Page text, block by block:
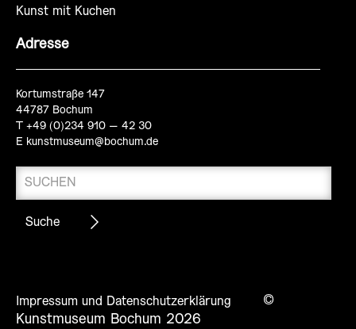
Kunst mit Kuchen
Adresse
Kortumstraße 147
44787 Bochum
T +49 (0)234 910 – 42 30
E kunstmuseum@bochum.de
Impressum und Datenschutzerklärung
©
Kunstmuseum Bochum 2026